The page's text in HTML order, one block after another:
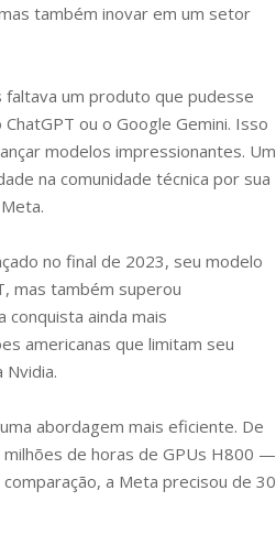
também inovar em um setor
faltava um produto que pudesse
ou o Google Gemini. Isso
modelos impressionantes. Um
na comunidade técnica por sua
no final de 2023, seu modelo
mas também superou
ainda mais
americanas que limitam seu
Nvidia.
abordagem mais eficiente. De
milhões de horas de GPUs H800 —
a Meta precisou de 30